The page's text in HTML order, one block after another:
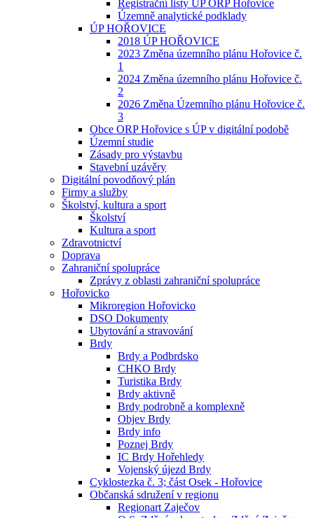
Registrační listy UP ORP Hořovice
Územně analytické podklady
ÚP HOŘOVICE
2018 ÚP HOŘOVICE
2023 Změna územního plánu Hořovice č.
1
2024 Změna územního plánu Hořovice č.
2
2026 Změna Územního plánu Hořovice č.
3
Obce ORP Hořovice s ÚP v digitální podobě
Územní studie
Zásady pro výstavbu
Stavební uzávěry
Digitální povodňový plán
Firmy a služby
Školství, kultura a sport
Školství
Kultura a sport
Zdravotnictví
Doprava
Zahraniční spolupráce
Zprávy z oblasti zahraniční spolupráce
Hořovicko
Mikroregion Hořovicko
DSO Dokumenty
Ubytování a stravování
Brdy
Brdy a Podbrdsko
CHKO Brdy
Turistika Brdy
Brdy aktivně
Brdy podrobně a komplexně
Objev Brdy
Brdy info
Poznej Brdy
IC Brdy Hořehledy
Vojenský újezd Brdy
Cyklostezka č. 3; část Osek - Hořovice
Občanská sdružení v regionu
Regionart Zaječov